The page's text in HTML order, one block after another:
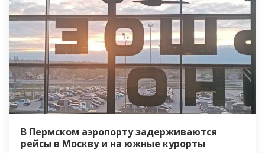
В Пермском аэропорту задерживаются
рейсы в Москву и на южные курорты